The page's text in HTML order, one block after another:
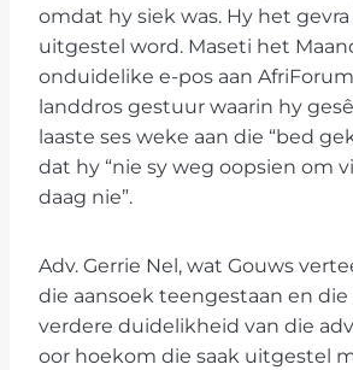
omdat hy siek was. Hy het
uitgestel word. Maseti het
onduidelike e-pos aan
landdros gestuur waarin hy
laaste ses weke aan die “bed
dat hy “nie sy weg oopsien om
daag nie”.
Adv. Gerrie Nel, wat Gouws
die aansoek teengestaan en die
verdere duidelikheid van die
oor hoekom die saak uitgestel